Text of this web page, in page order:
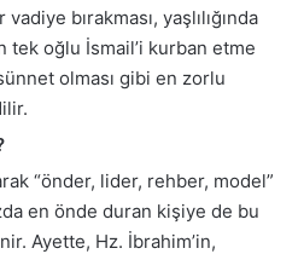
bırakması, yaşlılığında
tek oğlu İsmail’i kurban etme
olması gibi en zorlu
“önder, lider, rehber, model”
en önde duran kişiye de bu
Ayette, Hz. İbrahim’in,